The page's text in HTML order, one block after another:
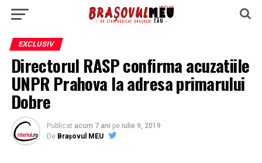
EXCLUSIV
Directorul RASP confirma acuzatiile
UNPR Prahova la adresa primarului
Dobre
Publicat acum 7 ani pe iulie 9, 2019
De Brașovul MEU